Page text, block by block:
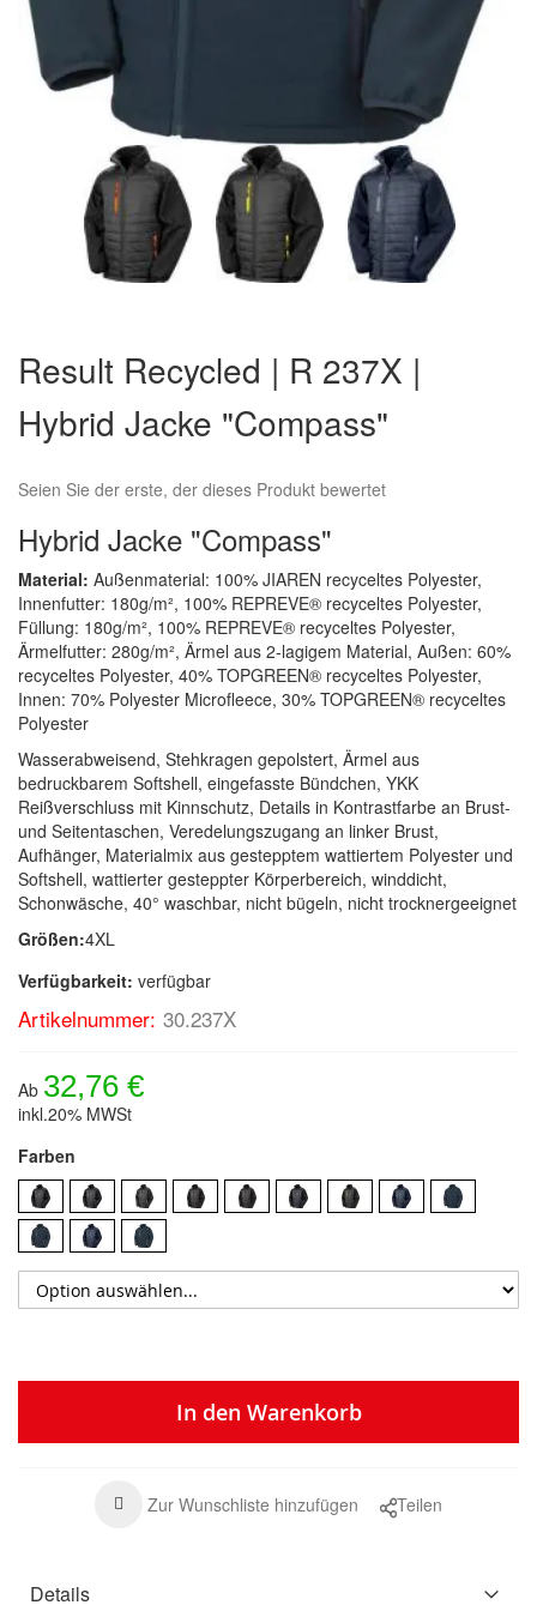
der
Bildergalerie
springen
Result Recycled | R 237X |
Hybrid Jacke "Compass"
Seien Sie der erste, der dieses Produkt bewertet
Hybrid Jacke "Compass"
Material: Außenmaterial: 100% JIAREN recyceltes Polyester,
Innenfutter: 180g/m², 100% REPREVE® recyceltes Polyester,
Füllung: 180g/m², 100% REPREVE® recyceltes Polyester,
Ärmelfutter: 280g/m², Ärmel aus 2-lagigem Material, Außen: 60%
recyceltes Polyester, 40% TOPGREEN® recyceltes Polyester,
Innen: 70% Polyester Microfleece, 30% TOPGREEN® recyceltes
Polyester
Wasserabweisend, Stehkragen gepolstert, Ärmel aus
bedruckbarem Softshell, eingefasste Bündchen, YKK
Reißverschluss mit Kinnschutz, Details in Kontrastfarbe an Brust-
und Seitentaschen, Veredelungszugang an linker Brust,
Aufhänger, Materialmix aus gestepptem wattiertem Polyester und
Softshell, wattierter gesteppter Körperbereich, winddicht,
Schonwäsche, 40° waschbar, nicht bügeln, nicht trocknergeeignet
Größen:4XL
Verfügbarkeit: verfügbar
Artikelnummer: 30.237X
Ab 32,76 €
inkl.20% MWSt
Farben
In den Warenkorb
Zur Wunschliste hinzufügen Teilen
Details